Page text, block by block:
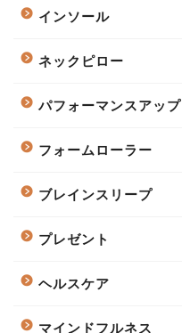
インソール
ネックピロー
パフォーマンスアップ
フォームローラー
ブレインスリープ
プレゼント
ヘルスケア
マインドフルネス